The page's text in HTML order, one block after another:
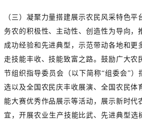
（三）凝聚力量搭建展示农民风采特色平
务农的积极性、主动性、创造性为导向，
成功经验和先进典型，示范带动各地和更
走技能丰收、技能致富之路。鼓励广大农
节组织指导委员会（以下简称“组委会”）
选以及全国农民庆丰收展演、全国农民体
能大赛优秀作品展示等活动，展示新时代
宜，开展农业生产技能比武、先进典型选